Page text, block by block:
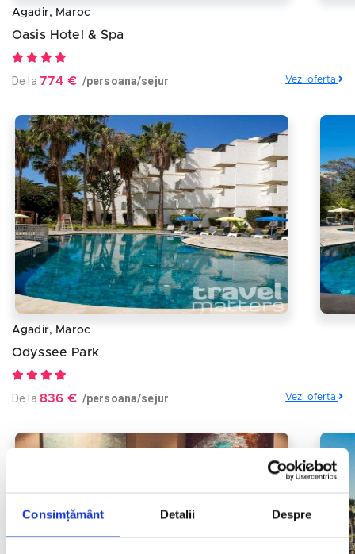
Consimțământ Detalii Despre
Agadir, Maroc
Oasis Hotel & Spa
De la 774 € /persoana/sejur Vezi oferta
Agadir, Maroc
Odyssee Park
De la 836 € /persoana/sejur Vezi oferta